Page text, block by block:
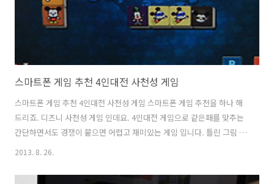
스마트폰 게임 추천 4인대전 사천성 게임
스마트폰 게임 추천 4인대전 사천성 게임 스마트폰 게임 추천을 하나 해
드리죠. 디즈니 사천성 게임 인데요. 4인대전 게임으로 같은패를 맞추는
간단하면서도 경쟁이 붙으면 어렵고 재미있는 게임 입니다. 틀린 그림 맞
이여서 입니다. 단순히 시간만 보내는 게임이 아니라 대전을 하면서 사람
2013. 8. 26.